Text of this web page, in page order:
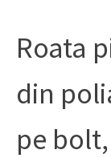
Roata
din
pe